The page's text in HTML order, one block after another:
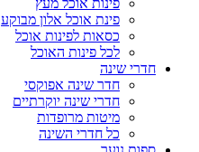
פינות אוכל מעץ
פינת אוכל אלון מבוקע
כסאות לפינות אוכל
לכל פינות האוכל
חדרי שינה
חדר שינה אפוקסי
חדרי שינה יוקרתיים
מיטות מרופדות
כל חדרי השינה